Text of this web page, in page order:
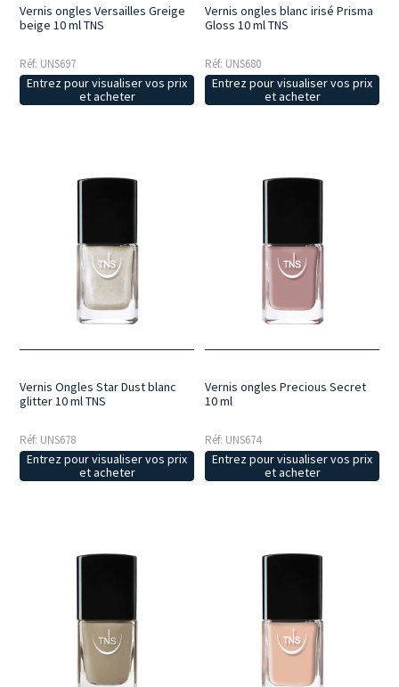
Vernis ongles Versailles Greige
beige 10 ml TNS
Réf: UNS697
Entrez pour visualiser vos prix
et acheter
Vernis ongles blanc irisé Prisma
Gloss 10 ml TNS
Réf: UNS680
Entrez pour visualiser vos prix
et acheter
Vernis Ongles Star Dust blanc
glitter 10 ml TNS
Réf: UNS678
Entrez pour visualiser vos prix
et acheter
Vernis ongles Precious Secret
10 ml
Réf: UNS674
Entrez pour visualiser vos prix
et acheter